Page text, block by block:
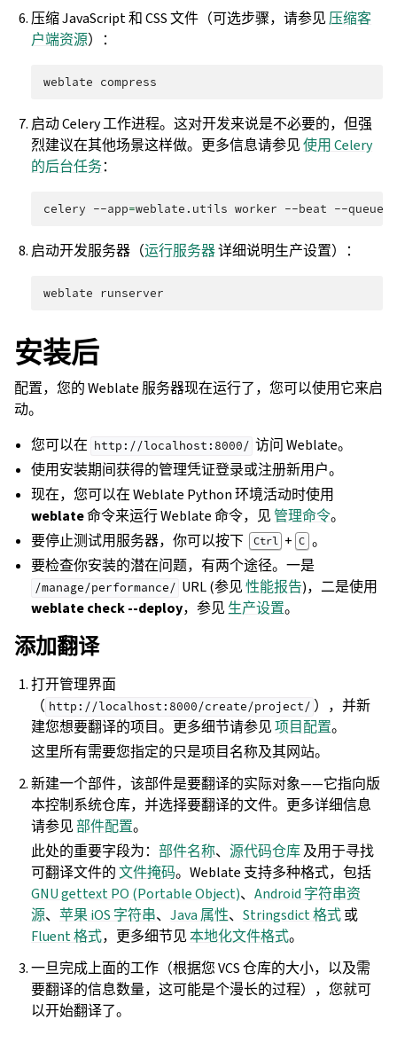
压缩 JavaScript 和 CSS 文件（可选步骤，请参见压缩客
户端资源）：
weblate
启动 Celery 工作进程。这对开发来说是不必要的，但强
烈建议在其他场景这样做。更多信息请参见使用 Celery
的后台任务：
celery --app=weblate.utils worker --beat --queues
启动开发服务器（运行服务器详细说明生产设置）：
weblate
安装后
配置，您的 Weblate 服务器现在运行了，您可以使用它来启
动。
您可以在 http://localhost:8000/ 访问 Weblate。
使用安装期间获得的管理凭证登录或注册新用户。
现在，您可以在 Weblate Python 环境活动时使用
weblate命令来运行 Weblate 命令，见 管理命令。
要停止测试用服务器，你可以按下
Ctrl + C 。
要检查你安装的潜在问题，有两个途径。一是
/manage/performance/ URL (参见性能报告)，二是使用
weblate check --deploy，参见生产设置。
添加翻译
打开管理界面
（ http://localhost:8000/create/project/ ），并新
建您想要翻译的项目。更多细节请参见项目配置。
这里所有需要您指定的只是项目名称及其网站。
新建一个部件，该部件是要翻译的实际对象——它指向版
本控制系统仓库，并选择要翻译的文件。更多详细信息
请参见部件配置。
此处的重要字段为：部件名称、源代码仓库及用于寻找
可翻译文件的文件掩码。Weblate 支持多种格式，包括
GNU gettext PO (Portable Object)、Android 字符串资
源、苹果 iOS 字符串、Java 属性、Stringsdict 格式或
Fluent 格式，更多细节见本地化文件格式。
一旦完成上面的工作（根据您 VCS 仓库的大小，以及需
要翻译的信息数量，这可能是个漫长的过程），您就可
以开始翻译了。